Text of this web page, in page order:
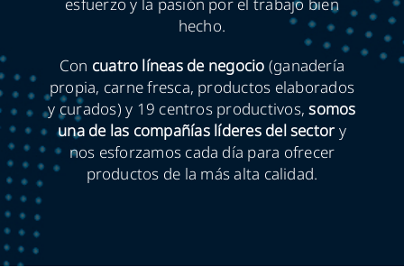
hecho.
Con cuatro líneas de negocio (ganadería
propia, carne fresca, productos elaborados
y curados) y 19 centros productivos,somos
una de las compañías líderes del sector y
nos esforzamos cada día para ofrecer
productos de la más alta calidad.